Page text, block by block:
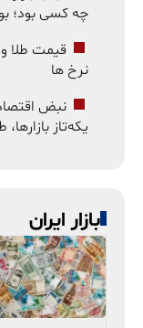
چه کسی بود؛
نرخ ها
یکه‌تاز
بازار ایران